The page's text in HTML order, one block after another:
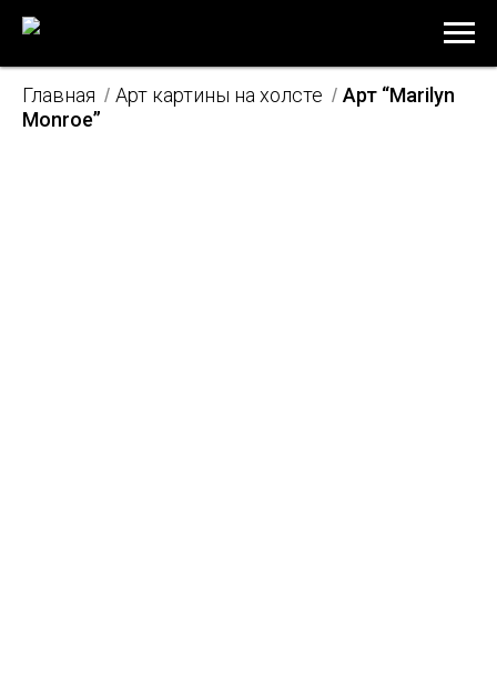
Главная / Арт картины на холсте / Арт “Marilyn
Monroe”